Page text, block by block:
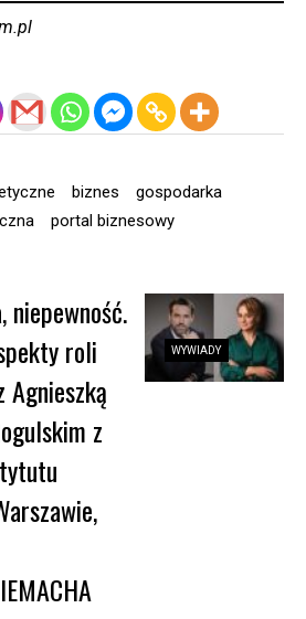
biznes
gospodarka
portal biznesowy
WYWIADY
niepewność.
roli
Agnieszką
z